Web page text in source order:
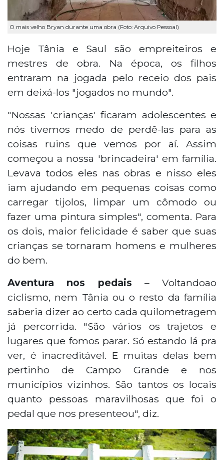
O mais velho Bryan durante uma obra (Foto: Arquivo Pessoal)
Hoje Tânia e Saul são empreiteiros e
mestres de obra. Na época, os filhos
entraram na jogada pelo receio dos pais
em deixá-los "jogados no mundo".
"Nossas 'crianças' ficaram adolescentes e
nós tivemos medo de perdê-las para as
coisas ruins que vemos por aí. Assim
começou a nossa 'brincadeira' em família.
Levava todos eles nas obras e nisso eles
iam ajudando em pequenas coisas como
carregar tijolos, limpar um cômodo ou
fazer uma pintura simples", comenta. Para
os dois, maior felicidade é saber que suas
crianças se tornaram homens e mulheres
do bem.
Aventura nos pedais – Voltandoao
ciclismo, nem Tânia ou o resto da família
saberia dizer ao certo cada quilometragem
já percorrida. "São vários os trajetos e
lugares que fomos parar. Só estando lá pra
ver, é inacreditável. E muitas delas bem
pertinho de Campo Grande e nos
municípios vizinhos. São tantos os locais
quanto pessoas maravilhosas que foi o
pedal que nos presenteou", diz.